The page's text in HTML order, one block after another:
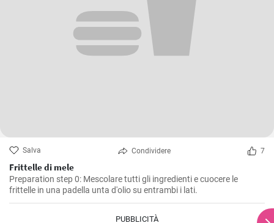
Salva Condividere 7
Frittelle di mele
Preparation step 0: Mescolare tutti gli ingredienti e cuocere le
frittelle in una padella unta d'olio su entrambi i lati.
PUBBLICITÀ